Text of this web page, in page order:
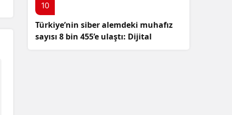
10
Türkiye’nin siber alemdeki muhafız
sayısı 8 bin 455’e ulaştı: Dijital